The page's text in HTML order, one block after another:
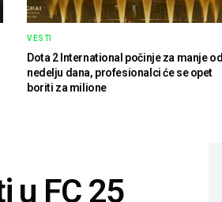
VESTI
Dota 2 International počinje za manje od
nedelju dana, profesionalci će se opet
boriti za milione
u FC 25